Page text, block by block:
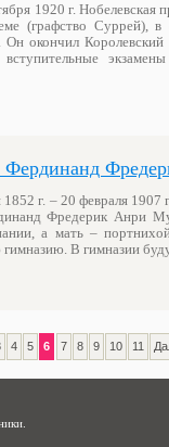
1920 г.
(графство Суррей),
окончил
Фердинанд
1852 г. – 20 февраля
Фредерик Анри
а мать –
В гимназии
4 5 6 7 8 9 10 11